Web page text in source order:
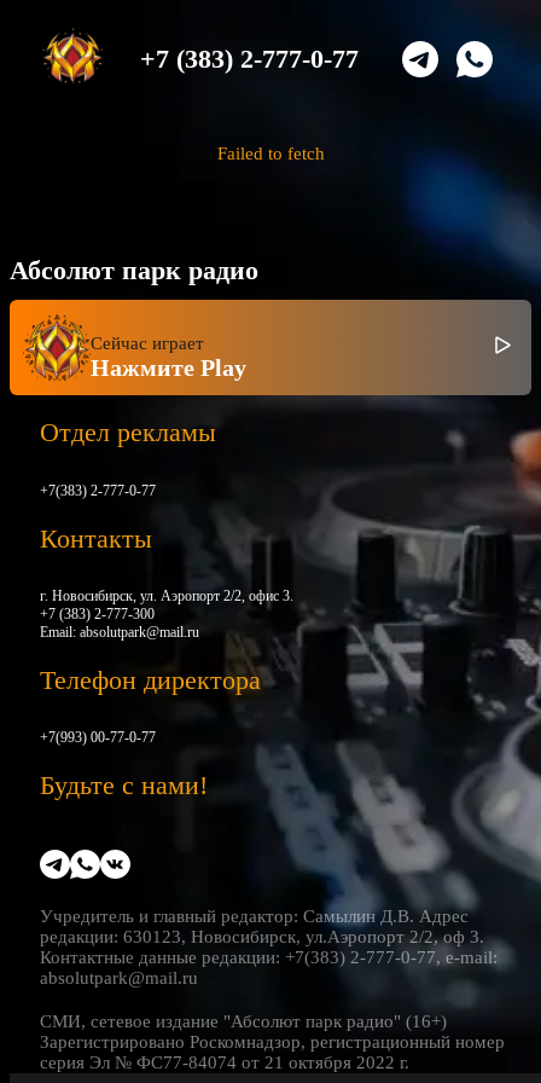
+7 (383) 2-777-0-77
Failed to fetch
Абсолют парк радио
Сейчас играет
Нажмите Play
Отдел рекламы
+7(383) 2-777-0-77
Контакты
г. Новосибирск, ул. Аэропорт 2/2, офис 3.
+7 (383) 2-777-300
Email: absolutpark@mail.ru
Телефон директора
+7(993) 00-77-0-77
Будьте с нами!
Учредитель и главный редактор: Самылин Д.В. Адрес
редакции: 630123, Новосибирск, ул.Аэропорт 2/2, оф 3.
Контактные данные редакции: +7(383) 2-777-0-77, e-mail:
absolutpark@mail.ru
СМИ, сетевое издание "Абсолют парк радио" (16+)
Зарегистрировано Роскомнадзор, регистрационный номер
серия Эл № ФС77-84074 от 21 октября 2022 г.